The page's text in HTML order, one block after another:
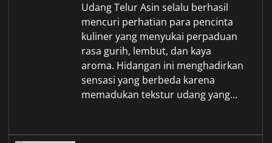
Udang Telur Asin selalu berhasil
mencuri perhatian para pencinta
kuliner yang menyukai perpaduan
rasa gurih, lembut, dan kaya
aroma. Hidangan ini menghadirkan
sensasi yang berbeda karena
memadukan tekstur udang yang…